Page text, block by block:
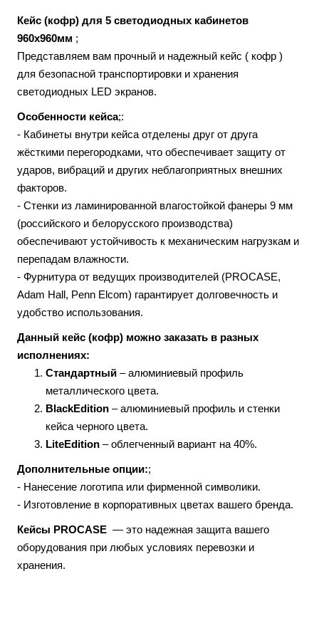
Кейс (кофр) для 5 светодиодных кабинетов
960x960мм ;
Представляем вам прочный и надежный кейс ( кофр )
для безопасной транспортировки и хранения
светодиодных LED экранов.
Особенности кейса;:
- Кабинеты внутри кейса отделены друг от друга
жёсткими перегородками, что обеспечивает защиту от
ударов, вибраций и других неблагоприятных внешних
факторов.
- Стенки из ламинированной влагостойкой фанеры 9 мм
(российского и белорусского производства)
обеспечивают устойчивость к механическим нагрузкам и
перепадам влажности.
- Фурнитура от ведущих производителей (PROCASE,
Adam Hall, Penn Elcom) гарантирует долговечность и
удобство использования.
Данный кейс (кофр) можно заказать в разных
исполнениях:
Стандартный – алюминиевый профиль
металлического цвета.
BlackEdition – алюминиевый профиль и стенки
кейса черного цвета.
LiteEdition – облегченный вариант на 40%.
Дополнительные опции:;
- Нанесение логотипа или фирменной символики.
- Изготовление в корпоративных цветах вашего бренда.
Кейсы PROCASE — это надежная защита вашего
оборудования при любых условиях перевозки и
хранения.